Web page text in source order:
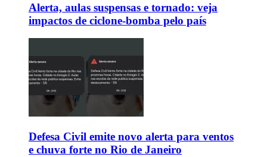
Alerta, aulas suspensas e tornado: veja
impactos de ciclone-bomba pelo país
Defesa Civil emite novo alerta para ventos
e chuva forte no Rio de Janeiro